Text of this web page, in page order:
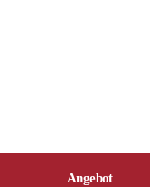
Angebot